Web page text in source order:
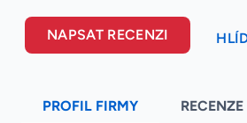
NAPSAT RECENZI
PROFIL FIRMY RECENZE